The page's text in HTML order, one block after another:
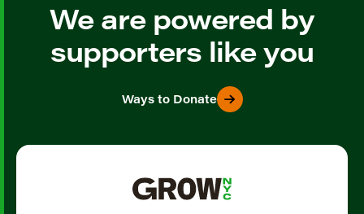
We are powered by
supporters like you
Ways to Donate